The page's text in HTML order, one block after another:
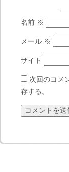
名前 ※
メール ※
サイト
次回のコメ
存する。